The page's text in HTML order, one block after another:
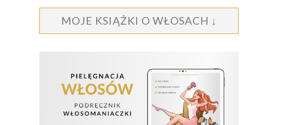
MOJE KSIĄŻKI O WŁOSACH ↓